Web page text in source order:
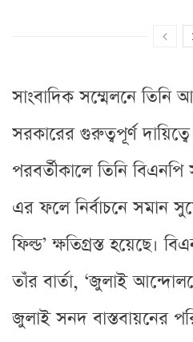
সাংবাদিক সম্মেলনে তিনি
সরকারের গুরুত্বপূর্ণ
পরবর্তীকালে তিনি বিএনপি
এর ফলে নির্বাচনে সমান
ফিল্ড’ ক্ষতিগ্রস্ত হয়েছে।
তাঁর বার্তা, ‘জুলাই
জুলাই সনদ বাস্তবায়নের